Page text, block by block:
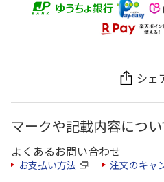
シェ
マークや記載内容につい
よくあるお問い合わせ
お支払い方法 注文のキャ